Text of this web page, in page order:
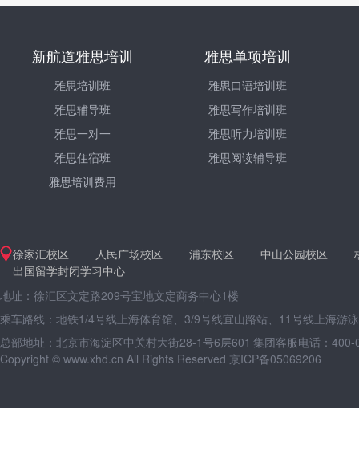
新航道雅思培训
雅思培训班
雅思辅导班
雅思一对一
雅思住宿班
雅思培训费用
雅思单项培训
雅思口语培训班
雅思写作培训班
雅思听力培训班
雅思阅读辅导班
徐家汇校区 人民广场校区 浦东校区 中山公园校区
出国留学封闭学习中心
地址：徐汇区文定路209号宝地文定商务中心1楼
乘车路线：地铁1/4号线上海体育馆、3/9号线宜山路站、11号线上海游
总部地址：北京市海淀区中关村大街28-1号6层601 集团客服电话：
Copyright © www.xhd.cn All Rights Reserved 京ICP备05069206